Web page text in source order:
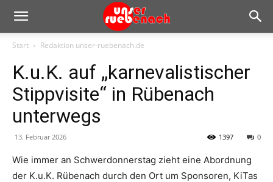
Start Redaktion unser-ruebenach.de
K.u.K. auf „karnevalistischer
Stippvisite“ in Rübenach
unterwegs
13. Februar 2026 0
1397
Wie immer an Schwerdonnerstag zieht eine Abordnung
der K.u.K. Rübenach durch den Ort um Sponsoren, KiTas